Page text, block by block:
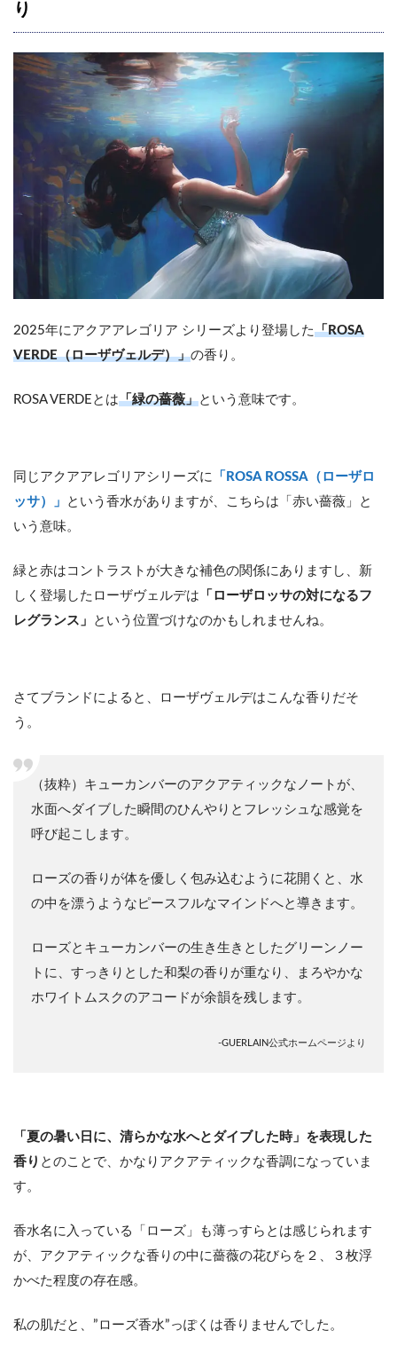
り
2025年にアクアアレゴリア シリーズより登場した「ROSA
VERDE（ローザヴェルデ）」の香り。
ROSA VERDEとは「緑の薔薇」という意味です。
同じアクアアレゴリアシリーズに 「ROSA ROSSA（ローザロ
ッサ）」
という香水がありますが、こちらは「赤い薔薇」と
いう意味。
緑と赤はコントラストが大きな補色の関係にありますし、新
しく登場したローザヴェルデは 「ローザロッサの対になるフ
レグランス」
という位置づけなのかもしれませんね。
さてブランドによると、ローザヴェルデはこんな香りだそ
う。
（抜粋）キューカンバーのアクアティックなノートが、
水面へダイブした瞬間のひんやりとフレッシュな感覚を
呼び起こします。
ローズの香りが体を優しく包み込むように花開くと、水
の中を漂うようなピースフルなマインドへと導きます。
ローズとキューカンバーの生き生きとしたグリーンノー
トに、すっきりとした和梨の香りが重なり、まろやかな
ホワイトムスクのアコードが余韻を残します。
-GUERLAIN公式ホームページより
「夏の暑い日に、清らかな水へとダイブした時」を表現した
香り とのことで、かなりアクアティックな香調になっていま
す。
香水名に入っている「ローズ」も薄っすらとは感じられます
が、アクアティックな香りの中に薔薇の花びらを２、３枚浮
かべた程度の存在感。
私の肌だと、”ローズ香水”っぽくは香りませんでした。